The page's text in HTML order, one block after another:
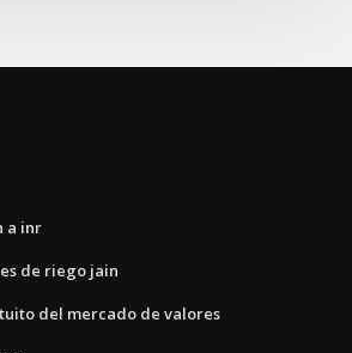
a inr
de riego jain
del mercado de valores